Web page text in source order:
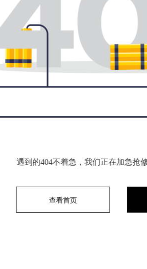
遇到的404不着急，我们正在加急抢
查看首页